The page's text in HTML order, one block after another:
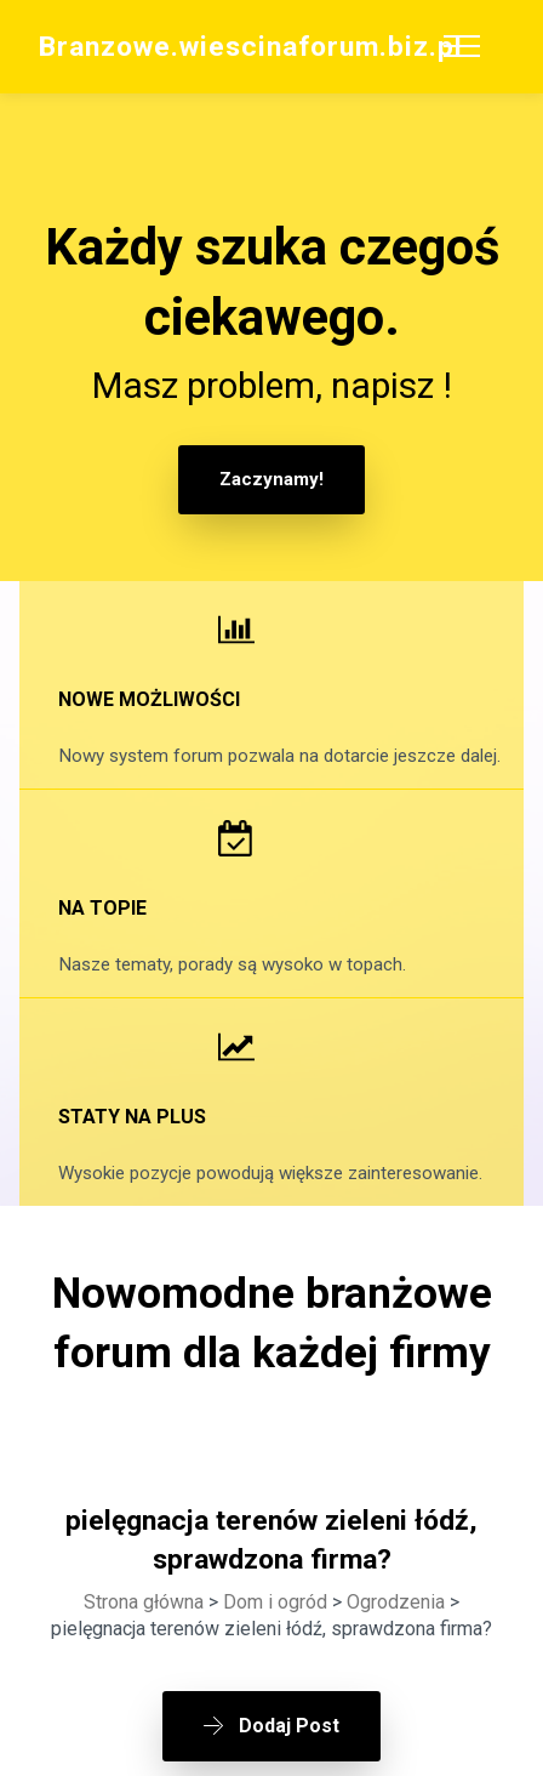
Branzowe.wiescinaforum.biz.pl
Każdy szuka czegoś
ciekawego.
Masz problem, napisz !
Zaczynamy!
NOWE MOŻLIWOŚCI
Nowy system forum pozwala na dotarcie jeszcze dalej.
NA TOPIE
Nasze tematy, porady są wysoko w topach.
STATY NA PLUS
Wysokie pozycje powodują większe zainteresowanie.
Nowomodne branżowe
forum dla każdej firmy
pielęgnacja terenów zieleni łódź,
sprawdzona firma?
Strona główna > Dom i ogród > Ogrodzenia >
pielęgnacja terenów zieleni łódź, sprawdzona firma?
Dodaj Post